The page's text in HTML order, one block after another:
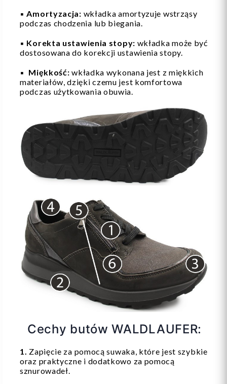
▪️ Amortyzacja: wkładka amortyzuje wstrząsy
podczas chodzenia lub biegania.
▪️ Korekta ustawienia stopy: wkładka może być
dostosowana do korekcji ustawienia stopy.
▪️ Miękkość: wkładka wykonana jest z miękkich
materiałów, dzięki czemu jest komfortowa
podczas użytkowania obuwia.
Cechy butów WALDLAUFER:
1. Zapięcie za pomocą suwaka, które jest szybkie
oraz praktyczne i dodatkowo za pomocą
sznurowadeł.